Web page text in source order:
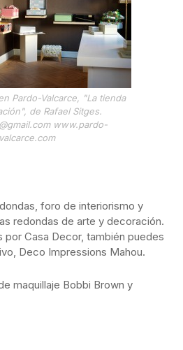
Pardo-Valcarce, "La tienda
de Rafael Sitges.
www.pardo-
valcarce.com
foro de interiorismo y
redondas de arte y decoración.
por Casa Decor, también puedes
Deco Impressions Mahou.
maquillaje Bobbi Brown y